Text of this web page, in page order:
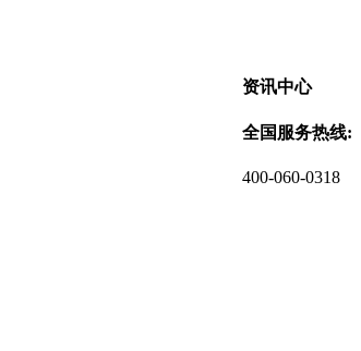
资讯中心
全国服务热线:
400-060-0318